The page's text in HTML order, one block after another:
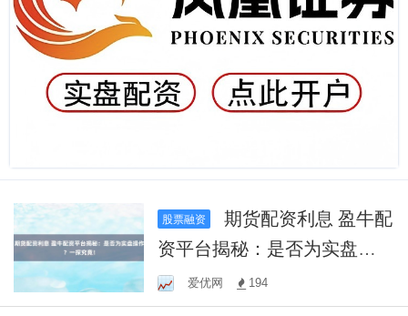
股票融资
期货配资利息 盈牛配
资平台揭秘：是否为实盘操
作？一探究竟！
爱优网 194